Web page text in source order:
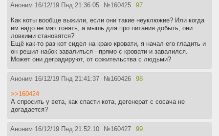
Аноним 16/12/19 Пнд 21:36:05 №160425 97
Как коты вообще выжили, если они такие неуклюжие? Или когда
им надо не мяч гонять, а мышь для про питания добыть, они
ловкими становятся?
Ещё как-то раз кот сидел на краю кровати, я начал его гладить и
он решил набок завалиться - прямо с кровати и завалился.
Может они деградируют, от сожительства с людьми?
Аноним 16/12/19 Пнд 21:41:37 №160426 98
>>160424
А спросить у вета, как спасти кота, дегенерат с сосача не
догадается?
Аноним 16/12/19 Пнд 21:52:10 №160427 99